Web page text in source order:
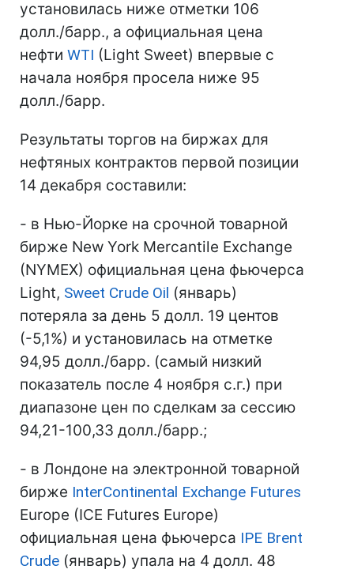
установилась ниже отметки 106
долл./барр., а официальная цена
нефти WTI (Light Sweet) впервые с
начала ноября просела ниже 95
долл./барр.
Результаты торгов на биржах для
нефтяных контрактов первой позиции
14 декабря составили:
- в Нью-Йорке на срочной товарной
бирже New York Mercantile Exchange
(NYMEX) официальная цена фьючерса
Light, Sweet Crude Oil (январь)
потеряла за день 5 долл. 19 центов
(-5,1%) и установилась на отметке
94,95 долл./барр. (самый низкий
показатель после 4 ноября с.г.) при
диапазоне цен по сделкам за сессию
94,21-100,33 долл./барр.;
- в Лондоне на электронной товарной
бирже InterContinental Exchange Futures
Europe (IСE Futures Europe)
официальная цена фьючерса IPE Brent
Crude (январь) упала на 4 долл. 48